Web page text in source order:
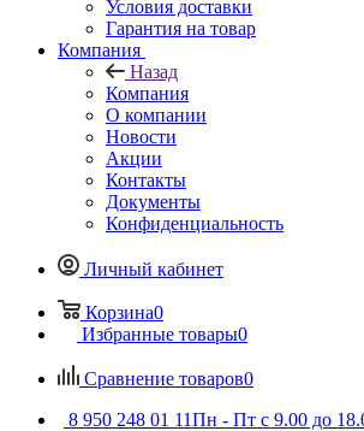
Условия доставки
Гарантия на товар
Компания
Назад
Компания
О компании
Новости
Акции
Контакты
Документы
Конфиденциальность
Личный кабинет
Корзина0
Избранные товары0
Сравнение товаров0
8 950 248 01 11Пн - Пт с 9.00 до